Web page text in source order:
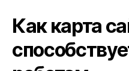
Как карта